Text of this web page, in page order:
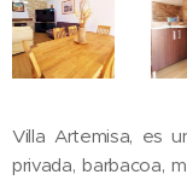
Villa Artemisa, es
privada, barbacoa,